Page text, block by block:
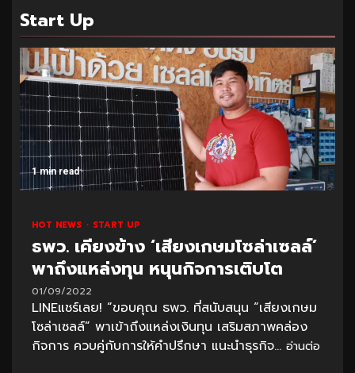
Start Up
1 min read
HOT NEWS START UP
ธพว. เคียงข้าง ‘เสียงเกษมโซล่าเซลล์’
พาถึงแหล่งทุน หนุนกิจการเติบโต
01/09/2022
LINEแชร์เลย! “ขอบคุณ ธพว. ที่สนับสนุน “เสียงเกษม
โซล่าเซลล์” พาเข้าถึงแหล่งเงินทุน เสริมสภาพคล่อง
กิจการ ควบคู่กับการให้คำปรึกษา แนะนำธุรกิจ... อ่านต่อ